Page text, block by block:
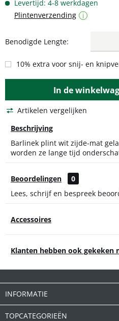
Levertijd: 4-8 werkdagen
Plintenverzending
i
Benodigde Lengte:
10% extra voor snij- en
In de
Artikelen vergelijken
Beschrijving
Barlinek plint wit zijde-mat
worden ze lange tijd
Beoordelingen
0
Lees, schrijf en bespreek
Accessoires
Klanten hebben ook gekeken
INFORMATIE
TOPCATEGORIEËN